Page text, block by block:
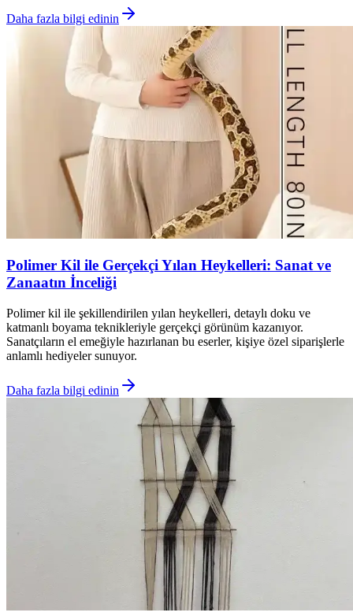
Daha fazla bilgi edinin
Polimer Kil ile Gerçekçi Yılan Heykelleri: Sanat ve
Zanaatın İnceliği
Polimer kil ile şekillendirilen yılan heykelleri, detaylı doku ve
katmanlı boyama teknikleriyle gerçekçi görünüm kazanıyor.
Sanatçıların el emeğiyle hazırlanan bu eserler, kişiye özel siparişlerle
anlamlı hediyeler sunuyor.
Daha fazla bilgi edinin